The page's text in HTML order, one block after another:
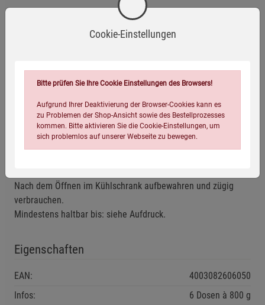
Anwendungsempfehlung
mikrowellengeeignetem Geschirr abdecken und je nach
Zubereitung im Kochtopf
Doseninhalt langsam in einem Topf bei mittlerer Hitze
erwärmen. Ab und zu umrühren. Nicht kochen!
Nach dem Öffnen im Kühlschrank aufbewahren und zügig
verbrauchen.
Mindestens haltbar bis: siehe Aufdruck.
Eigenschaften
EAN:
4003082606050
Infos:
6 Dosen à 800 g
Cookie-Einstellungen
Bitte prüfen Sie Ihre Cookie Einstellungen des Browsers!
Aufgrund Ihrer Deaktivierung der Browser-Cookies kann es
zu Problemen der Shop-Ansicht sowie des Bestellprozesses
kommen. Bitte aktivieren Sie die Cookie-Einstellungen, um
sich problemlos auf unserer Webseite zu bewegen.
Zurück